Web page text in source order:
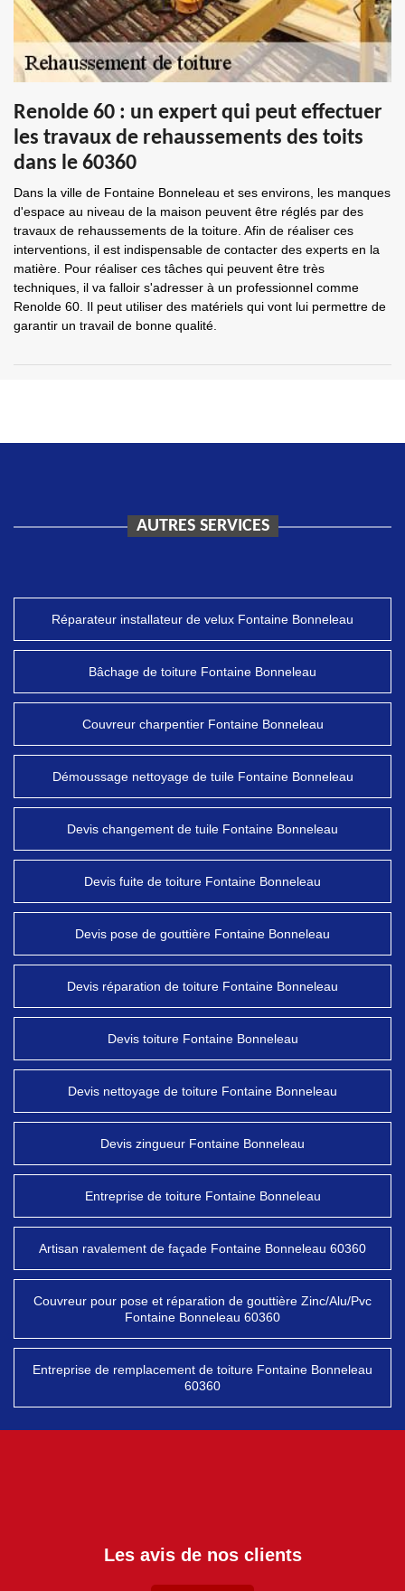
Renolde 60 : un expert qui peut effectuer
les travaux de rehaussements des toits
dans le 60360
Dans la ville de Fontaine Bonneleau et ses environs, les manques
d'espace au niveau de la maison peuvent être réglés par des
travaux de rehaussements de la toiture. Afin de réaliser ces
interventions, il est indispensable de contacter des experts en la
matière. Pour réaliser ces tâches qui peuvent être très
techniques, il va falloir s'adresser à un professionnel comme
Renolde 60. Il peut utiliser des matériels qui vont lui permettre de
garantir un travail de bonne qualité.
AUTRES SERVICES
Réparateur installateur de velux Fontaine Bonneleau
Bâchage de toiture Fontaine Bonneleau
Couvreur charpentier Fontaine Bonneleau
Démoussage nettoyage de tuile Fontaine Bonneleau
Devis changement de tuile Fontaine Bonneleau
Devis fuite de toiture Fontaine Bonneleau
Devis pose de gouttière Fontaine Bonneleau
Devis réparation de toiture Fontaine Bonneleau
Devis toiture Fontaine Bonneleau
Devis nettoyage de toiture Fontaine Bonneleau
Devis zingueur Fontaine Bonneleau
Entreprise de toiture Fontaine Bonneleau
Artisan ravalement de façade Fontaine Bonneleau 60360
Couvreur pour pose et réparation de gouttière Zinc/Alu/Pvc
Fontaine Bonneleau 60360
Entreprise de remplacement de toiture Fontaine Bonneleau
60360
Les avis de nos clients